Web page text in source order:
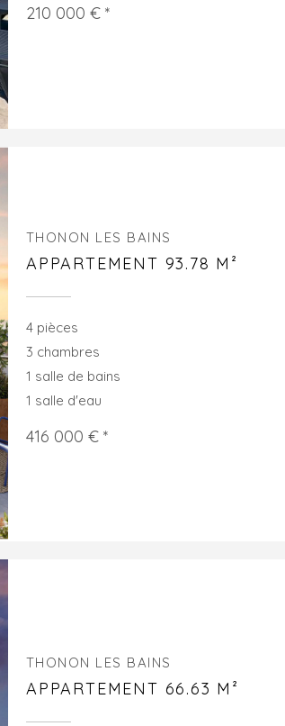
210 000 € *
THONON LES BAINS
APPARTEMENT 93.78 M²
4 pièces
3 chambres
1 salle de bains
1 salle d'eau
416 000 € *
THONON LES BAINS
APPARTEMENT 66.63 M²